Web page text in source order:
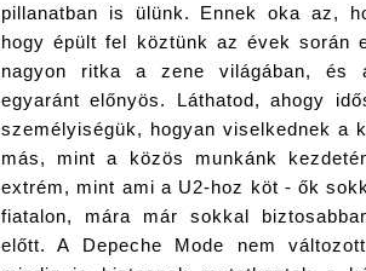
pillanatban is ülünk. Ennek oka az,
hogy épült fel köztünk az évek során
nagyon ritka a zene világában, és
egyaránt előnyös. Láthatod, ahogy
személyiségük, hogyan viselkednek a
más, mint a közös munkánk
extrém, mint ami a U2-hoz köt - ők
fiatalon, mára már sokkal
előtt. A Depeche Mode nem